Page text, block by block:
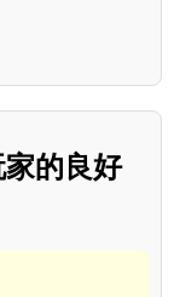
的良好